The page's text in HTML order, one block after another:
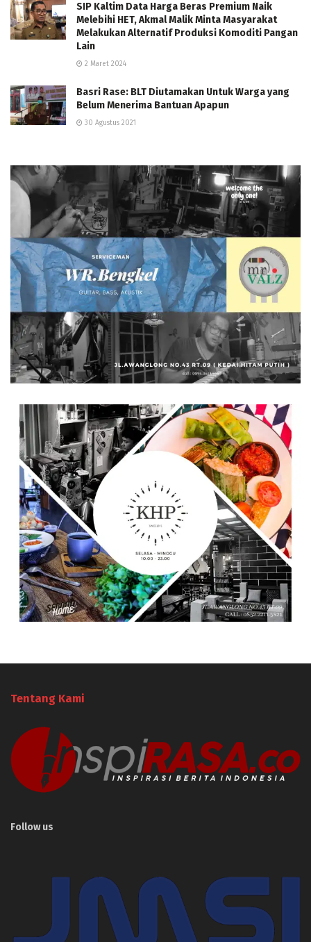
SIP Kaltim Data Harga Beras Premium Naik
Melebihi HET, Akmal Malik Minta Masyarakat
Melakukan Alternatif Produksi Komoditi Pangan
Lain
2 Maret 2024
Basri Rase: BLT Diutamakan Untuk Warga yang
Belum Menerima Bantuan Apapun
30 Agustus 2021
Tentang Kami
Follow us